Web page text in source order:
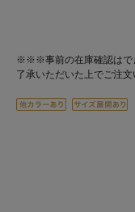
※※※事前の在庫確認は
了承いただいた上でご注文